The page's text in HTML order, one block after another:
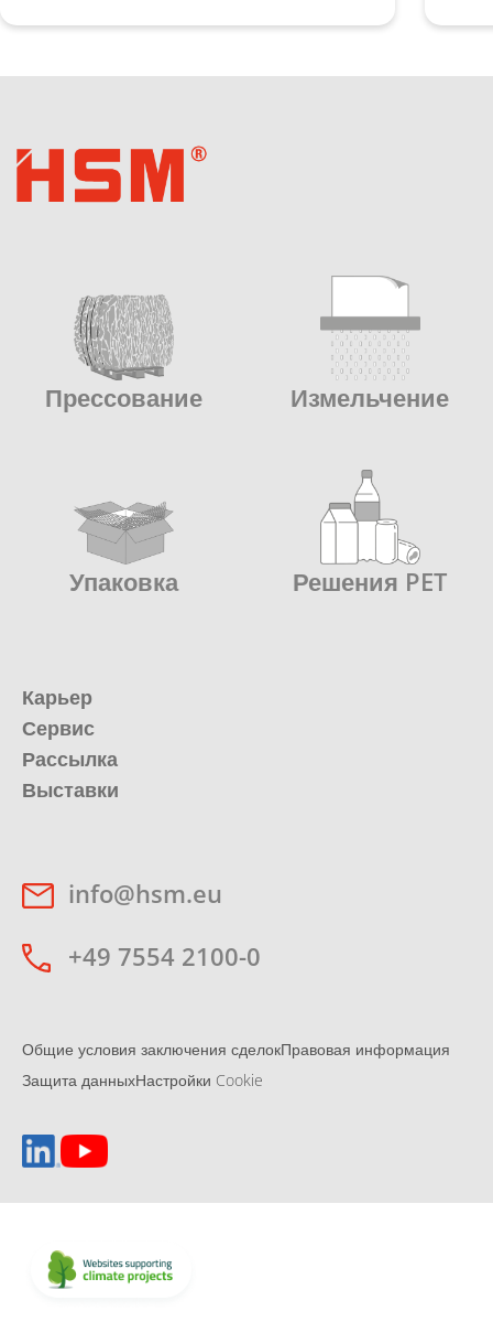
Прессование Измельчение
Упаковка Решения PET
Карьер
Сервис
Рассылка
Выставки
info@hsm.eu
+49 7554 2100-0
Общие условия заключения сделокПравовая информация
Защита данныхНастройки Cookie